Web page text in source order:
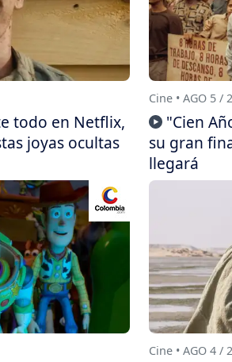
todo en Netflix,
joyas ocultas
Cine • AGO 5 /
"Cien
su gran
llegará
Cine • AGO 4 /